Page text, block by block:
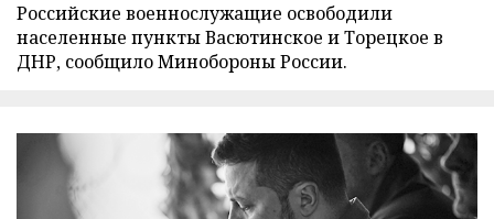
Российские военнослужащие освободили
населенные пункты Васютинское и Торецкое в
ДНР, сообщило Минобороны России.